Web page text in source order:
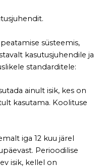
süsteemis,
kasutusjuhendile ja
standarditele:
ainult isik, kes on
kasutama. Koolituse
iga 12 kuu järel
Perioodilise
isik, kellel on